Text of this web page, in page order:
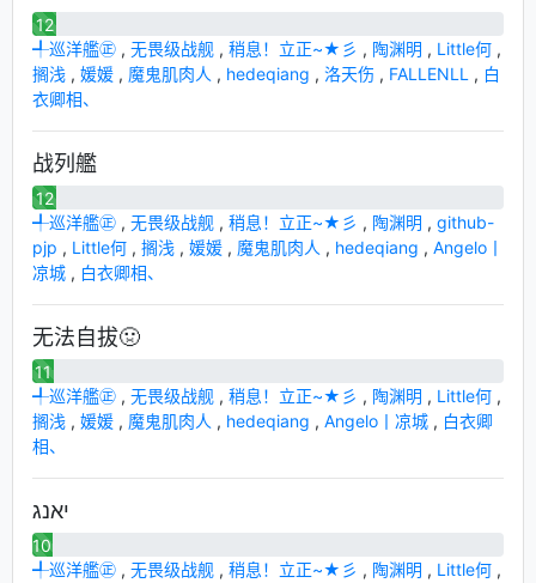
12
╃巡洋艦㊣ , 无畏级战舰 , 稍息！立正~★彡 , 陶渊明 , Little何 ,
搁浅 , 媛媛 , 魔鬼肌肉人 , hedeqiang , 洛天伤 , FALLENLL , 白
衣卿相、
战列艦
12
╃巡洋艦㊣ , 无畏级战舰 , 稍息！立正~★彡 , 陶渊明 , github-
pjp , Little何 , 搁浅 , 媛媛 , 魔鬼肌肉人 , hedeqiang , Angelo丨
凉城 , 白衣卿相、
无法自拔🤢
11
╃巡洋艦㊣ , 无畏级战舰 , 稍息！立正~★彡 , 陶渊明 , Little何 ,
搁浅 , 媛媛 , 魔鬼肌肉人 , hedeqiang , Angelo丨凉城 , 白衣卿
相、
יאנג
10
╃巡洋艦㊣ , 无畏级战舰 , 稍息！立正~★彡 , 陶渊明 , Little何 ,